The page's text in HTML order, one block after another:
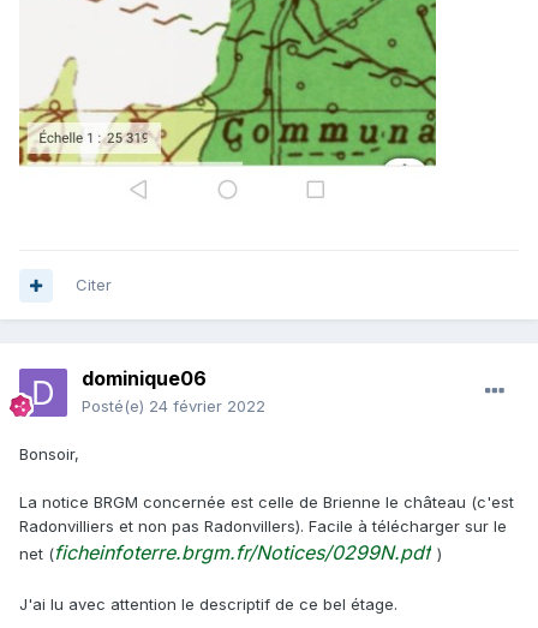
Citer
dominique06
Posté(e) 24 février 2022
Bonsoir,
La notice BRGM concernée est celle de Brienne le château (c'est
Radonvilliers et non pas Radonvillers). Facile à télécharger sur le
net (ficheinfoterre.brgm.fr/Notices/0299N.pdf )
J'ai lu avec attention le descriptif de ce bel étage.